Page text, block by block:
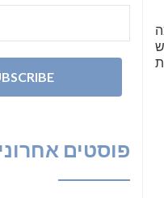
פוסטים